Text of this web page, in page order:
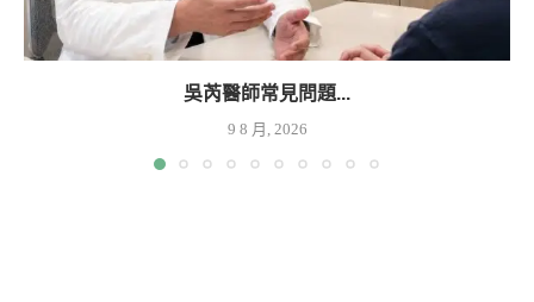
吳芮醫師常見問題...
9 8 月, 2026